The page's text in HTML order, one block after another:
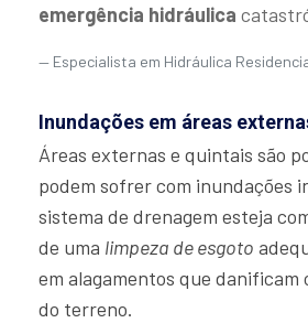
emergência hidráulica
Especialista em Hidráulica
Inundações em áreas
Áreas externas e quintais são
podem sofrer com inundações
sistema de drenagem esteja
de uma limpeza de esgoto
em alagamentos que danificam
do terreno.